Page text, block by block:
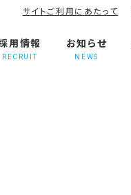
サイトご利用にあたって
用情報
RECRUIT
お知らせ
NEWS